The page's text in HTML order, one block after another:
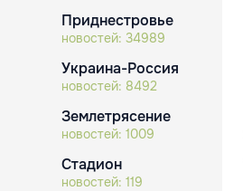
Приднестровье
новостей: 34989
Украина-Россия
новостей: 8492
Землетрясение
новостей: 1009
Стадион
новостей: 119